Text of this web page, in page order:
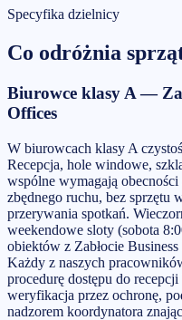
Specyfika dzielnicy
Co odróżnia
Biurowce klasy A —
Offices
W biurowcach klasy A
Recepcja, hole windowe,
wspólne wymagają
zbędnego ruchu, bez sprzętu
przerywania spotkań.
weekendowe sloty (sobota
obiektów z Zabłocie
Każdy z naszych
procedurę dostępu do
weryfikacja przez ochronę,
nadzorem koordynatora